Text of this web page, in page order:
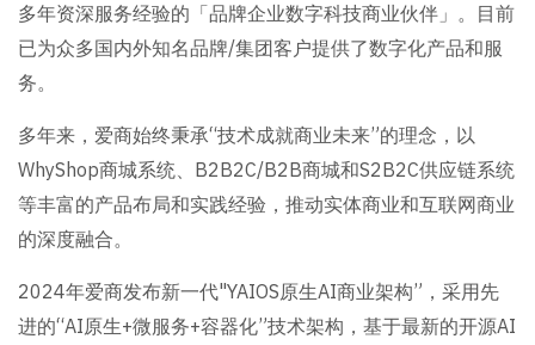
多年资深服务经验的「品牌企业数字科技商业伙伴」。目前
已为众多国内外知名品牌/集团客户提供了数字化产品和服
务。
多年来，爱商始终秉承“技术成就商业未来”的理念，以
WhyShop商城系统、B2B2C/B2B商城和S2B2C供应链系统
等丰富的产品布局和实践经验，推动实体商业和互联网商业
的深度融合。
2024年爱商发布新一代"YAIOS原生AI商业架构”，采用先
进的“AI原生+微服务+容器化”技术架构，基于最新的开源AI